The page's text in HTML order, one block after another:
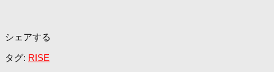
シェアする
タグ: RISE